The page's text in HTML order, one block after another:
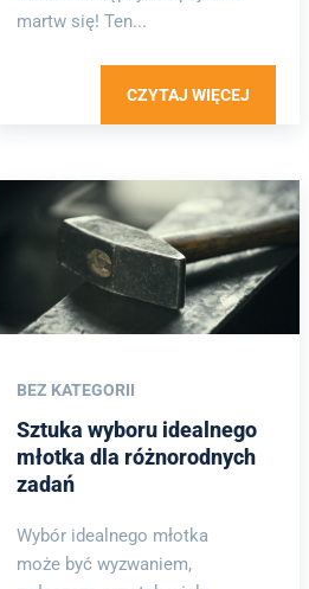
martw się! Ten...
CZYTAJ WIĘCEJ
BEZ KATEGORII
Sztuka wyboru idealnego
młotka dla różnorodnych
zadań
Wybór idealnego młotka
może być wyzwaniem,